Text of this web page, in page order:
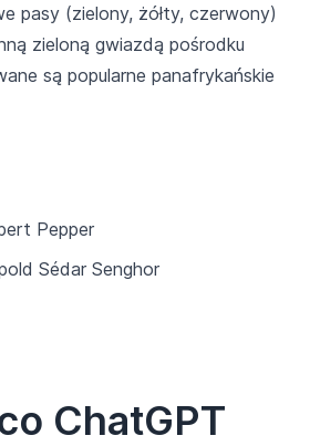
pasy (zielony, żółty, czerwony)
zieloną gwiazdą pośrodku
są popularne panafrykańskie
Pepper
Sédar Senghor
ChatGPT